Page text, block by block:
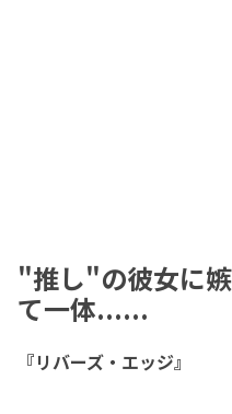
"推し"の彼女に
て一体......
『リバーズ・エッジ』